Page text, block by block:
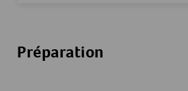
Préparation